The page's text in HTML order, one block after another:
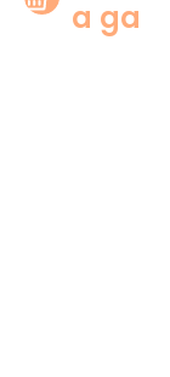
a ga